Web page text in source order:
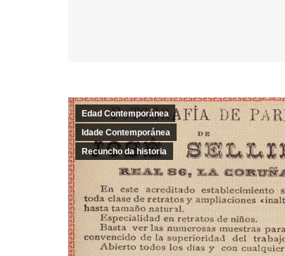
Edad Contemporánea
Idade Contemporánea
Recuncho da historia